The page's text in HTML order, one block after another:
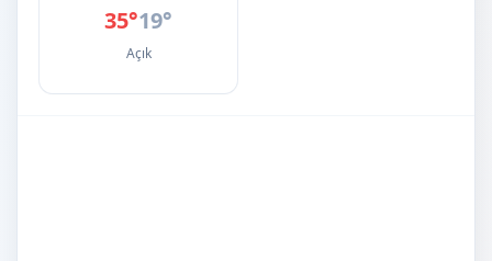
35°19°
Açık